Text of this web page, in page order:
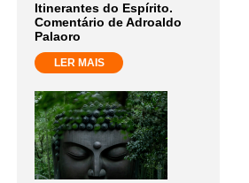
Itinerantes do Espírito.
Comentário de Adroaldo
Palaoro
LER MAIS